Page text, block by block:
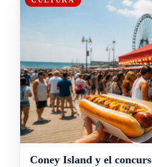
Coney Island y el